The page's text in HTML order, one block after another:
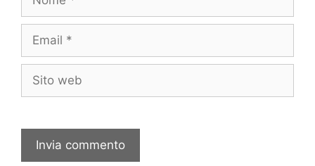
Email
Sito
web